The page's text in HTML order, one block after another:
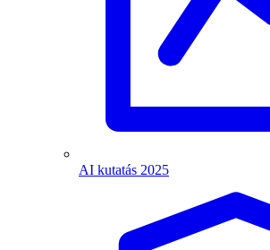
AI kutatás 2025